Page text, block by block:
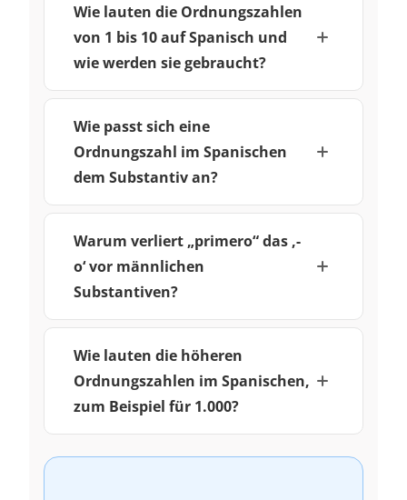
Wie lauten die Ordnungszahlen
von 1 bis 10 auf Spanisch und
wie werden sie gebraucht?
Wie passt sich eine
Ordnungszahl im Spanischen
dem Substantiv an?
Warum verliert „primero“ das ‚-
o‘ vor männlichen
Substantiven?
Wie lauten die höheren
Ordnungszahlen im Spanischen,
zum Beispiel für 1.000?